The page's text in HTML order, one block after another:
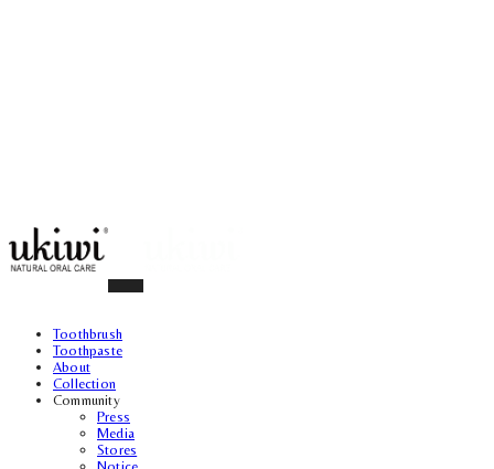
Toothbrush
Toothpaste
About
Collection
Community
Press
Media
Stores